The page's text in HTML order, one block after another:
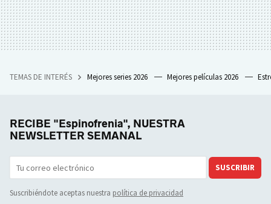
TEMAS DE INTERÉS Mejores series 2026 Mejores películas 2026
RECIBE "Espinofrenia", NUESTRA
NEWSLETTER SEMANAL
SUSCRIBIR
Suscribiéndote aceptas nuestra política de privacidad